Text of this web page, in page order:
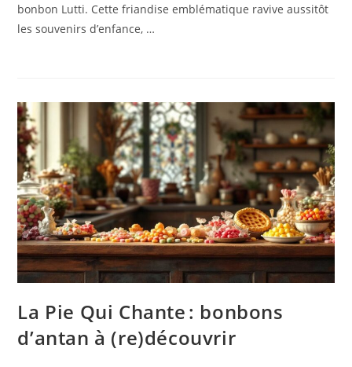
bonbon Lutti. Cette friandise emblématique ravive aussitôt
les souvenirs d’enfance, …
La Pie Qui Chante : bonbons
d’antan à (re)découvrir